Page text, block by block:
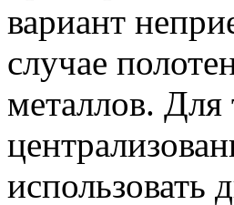
вариант
случае
металлов. Для
использовать